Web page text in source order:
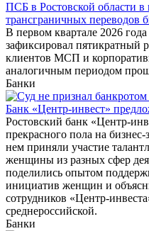
ПСБ в Ростовской области в
трансграничных переводов
В первом квартале 2026
зафиксировал пятикратный
клиентов МСП и
аналогичным периодом
Банки
Банк «Центр-инвест»
Ростовский банк «Центр-
прекрасного пола на
нем приняли участие
женщины из разных сфер
поделились опытом
инициатив женщин и
сотрудников «Центр-
среднероссийской.
Банки